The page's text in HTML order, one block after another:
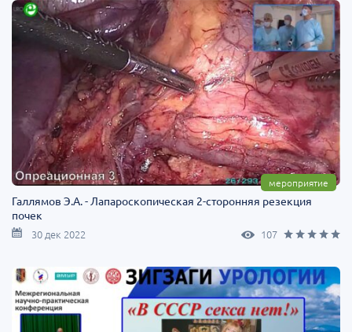
мероприятие
Галлямов Э.А. - Лапароскопическая 2-сторонняя резекция
почек
30 дек 2022 107